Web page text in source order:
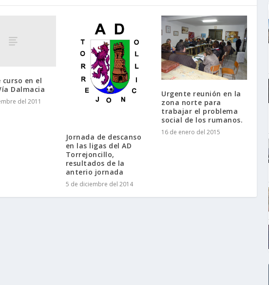
curso en el
Dalmacia
del 2011
Jornada de descanso
en las ligas del AD
Torrejoncillo,
resultados de la
anterio jornada
5 de diciembre del 2014
Urgente reunión en la
zona norte para
trabajar el problema
social de los rumanos.
16 de enero del 2015